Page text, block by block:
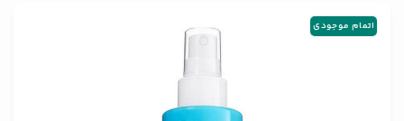
اتمام موجودی